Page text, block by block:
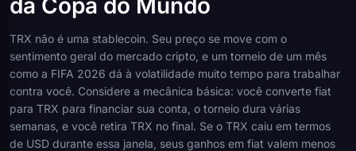
da Copa do Mundo
TRX não é uma stablecoin. Seu preço se move com o
sentimento geral do mercado cripto, e um torneio de um mês
como a FIFA 2026 dá à volatilidade muito tempo para trabalhar
contra você. Considere a mecânica básica: você converte fiat
para TRX para financiar sua conta, o torneio dura várias
semanas, e você retira TRX no final. Se o TRX caiu em termos
de USD durante essa janela, seus ganhos em fiat valem menos